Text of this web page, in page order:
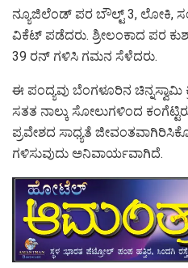
ನ್ಯೂಜಿಲೆಂಡ್‌ ಪರ ಬೌಲ್ಟ್‌ 3, ಲೋಕಿ,
ವಿಕೆಟ್‌ ಪಡೆದರು. ಶ್ರೀಲಂಕಾದ ಪರ
39 ರನ್‌ ಗಳಿಸಿ ಗಮನ ಸೆಳೆದರು.
ಈ ಪಂದ್ಯವು ಬೆಂಗಳೂರಿನ ಚಿನ್ನಸ್ವಾಮಿ
ಸತತ ನಾಲ್ಕು ಸೋಲುಗಳಿಂದ
ಪ್ರವೇಶದ ಸಾಧ್ಯತೆ
ಗಳಿಸುವುದು ಅನಿವಾರ್ಯವಾಗಿದೆ.